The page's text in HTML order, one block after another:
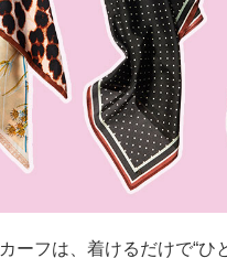
ーフは、着けるだけで“ひ